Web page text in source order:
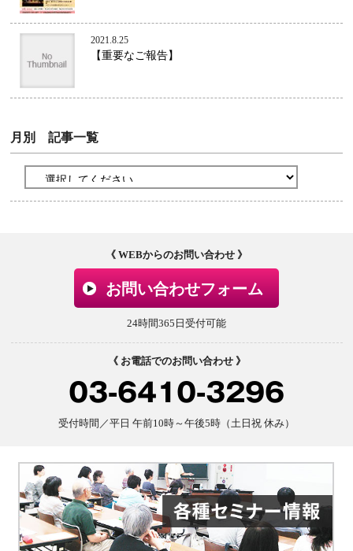
2021.8.25
【重要なご報告】
月別 記事一覧
《 WEBからのお問い合わせ 》
お問い合わせフォーム
24時間365日受付可能
《 お電話でのお問い合わせ 》
03-6410-3296
受付時間／平日 午前10時～午後5時（土日祝 休み）